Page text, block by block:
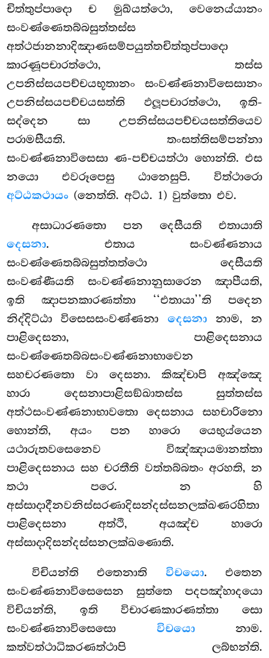
චිත්තුප්පාදො ච මුඛ්යත්ථො, වෙනෙය්යානං
සංවණ්ණෙතබ්බසුත්තස්ස
අත්ථජානනාදිඤාණසම්පයුත්තචිත්තුප්පාදො
කාරණූපචාරත්ථො, තස්ස
උපනිස්සයපච්චයභූතානං සංවණ්ණනාවිසෙසානං
උපනිස්සයපච්චයසත්ති ඵලූපචාරත්ථො, ඉති-
සද්දෙන සා උපනිස්සයපච්චයසත්තියෙව
පරාමසීයති. තංසත්තිසම්පන්නා
සංවණ්ණනාවිසෙසා ණ-පච්චයත්ථා හොන්ති. එස
නයො එවරූපෙසු ඨානෙසුපි. විත්ථාරො
අට්ඨකථායං (නෙත්ති. අට්ඨ. 1) වුත්තො එව.
අසාධාරණතො පන දෙසීයති එතායාති
දෙසනා. එතාය සංවණ්ණනාය
සංවණ්ණෙතබ්බසුත්තත්ථො දෙසීයති
සංවණ්ණීයති සංවණ්ණනානුසාරෙන ඤාපීයති,
ඉති ඤාපනකාරණත්තා ‘‘එතායා’’ති පදෙන
නිද්දිට්ඨා විසෙසසංවණ්ණනා දෙසනානාම, න
පාළිදෙසනා, පාළිදෙසනාය
සංවණ්ණෙතබ්බසංවණ්ණනාභාවෙන
සහචරණතො වා දෙසනා. කිඤ්චාපි අඤ්ඤෙ
හාරා දෙසනාපාළිසඞ්ඛාතස්ස සුත්තස්ස
අත්ථසංවණ්ණනාභාවතො දෙසනාය සහචාරිනො
හොන්ති, අයං පන හාරො යෙභුය්යෙන
යථාරුතවසෙනෙව විඤ්ඤායමානත්තා
පාළිදෙසනාය සහ චරතීති වත්තබ්බතං අරහති, න
තථා පරෙ. න හි
අස්සාදාදීනවනිස්සරණාදිසන්දස්සනලක්ඛණරහිතා
පාළිදෙසනා අත්ථි, අයඤ්ච හාරො
අස්සාදාදිසන්දස්සනලක්ඛණොති.
විචියන්ති එතෙනාති විචයො. එතෙන
සංවණ්ණනාවිසෙසෙන සුත්තෙ පදපඤ්හාදයො
විචියන්ති, ඉතිවිචාරණකාරණත්තා සො
සංවණ්ණනාවිසෙසො විචයොනාම.
කත්වත්ථාධිකරණත්ථාපි ලබ්භන්ති.